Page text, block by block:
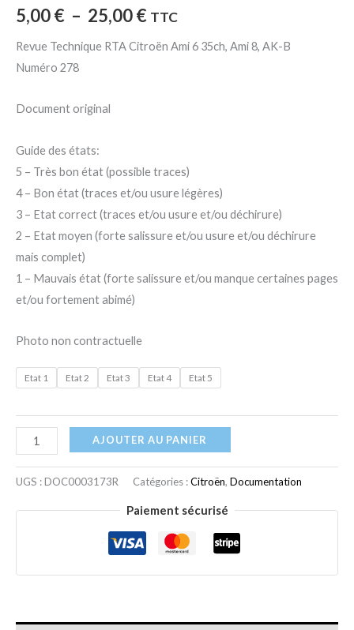
5,00€ – 25,00€ TTC
Revue Technique RTA Citroën Ami 6 35ch, Ami 8, AK-B
Numéro 278
Document original
Guide des états:
5 – Très bon état (possible traces)
4 – Bon état (traces et/ou usure légères)
3 – Etat correct (traces et/ou usure et/ou déchirure)
2 – Etat moyen (forte salissure et/ou usure et/ou déchirure
mais complet)
1 – Mauvais état (forte salissure et/ou manque certaines pages
et/ou fortement abimé)
Photo non contractuelle
Etat 1 Etat 2 Etat 3 Etat 4 Etat 5
AJOUTER AU PANIER
UGS :DOC0003173R Catégories :Citroën, Documentation
Paiement sécurisé